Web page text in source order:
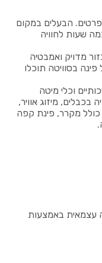
הבעלים במקום
שעות לחוויה
מדויק ואמבטיה
בסוויטה תוכלו
וכלי מיטה
בכבלים, מיזוג אוויר,
מקרר, פינת קפה
עצמאית באמצעות